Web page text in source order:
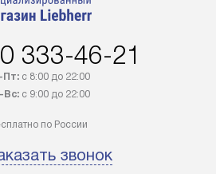
Доставка
через
После
компания
в городе
уточняйте
Стоимость
333-46-21
Пт:с 8:00 до 22:00
Вс:с 9:00 до 22:00
по России
звонок